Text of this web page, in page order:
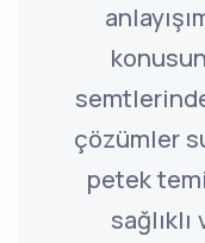
çözümler
petek
sağlıklı